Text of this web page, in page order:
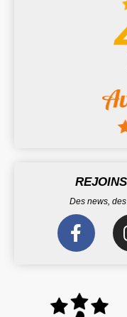
Des news,